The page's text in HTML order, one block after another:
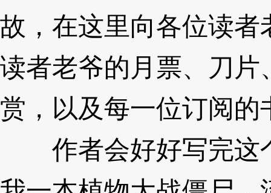
故，在这里向各位读
读者老爷的月票、刀片
赏，以及每一位订阅的
作者会好好写完这